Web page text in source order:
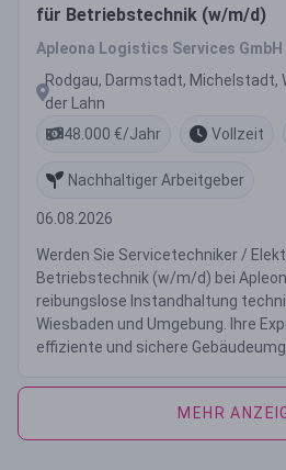
für Betriebstechnik (w/m/d)
Apleona Logistics Services GmbH
Rodgau, Darmstadt, Michelstadt,
der Lahn
48.000 €/Jahr
Vollzeit
Nachhaltiger Arbeitgeber
06.08.2026
Werden Sie Servicetechniker /
Betriebstechnik (w/m/d) bei
reibungslose Instandhaltung
Wiesbaden und Umgebung. Ihre
effiziente und sichere
MEHR